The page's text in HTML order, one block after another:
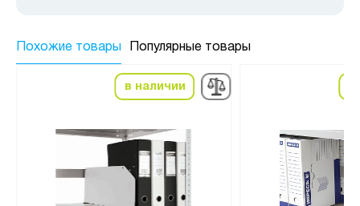
Похожие товары Популярные товары
в наличии